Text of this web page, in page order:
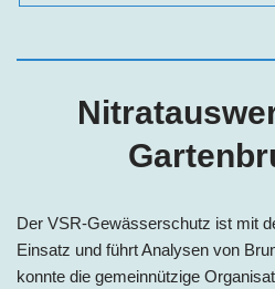
Der VSR-Gewässerschutz ist mit
Einsatz und führt Analysen von
konnte die gemeinnützige